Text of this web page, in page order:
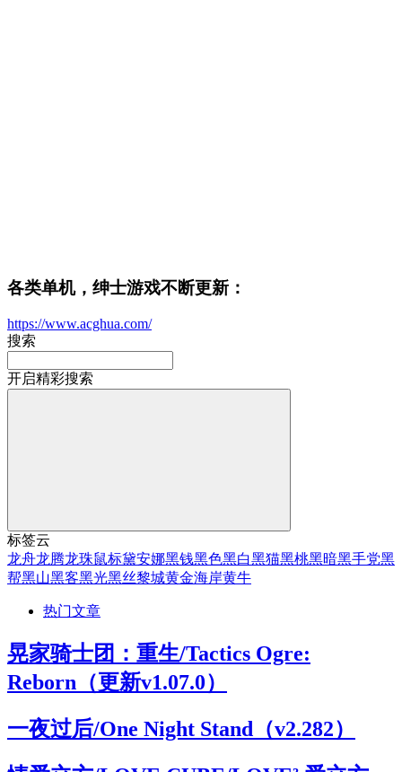
各类单机，绅士游戏不断更新：
https://www.acghua.com/
搜索
开启精彩搜索
标签云
龙舟龙腾龙珠鼠标黛安娜黑钱黑色黑白黑猫黑桃黑暗黑手党黑
帮黑山黑客黑光黑丝黎城黄金海岸黄牛
热门文章
晃家骑士团：重生/Tactics Ogre:
Reborn（更新v1.07.0）
一夜过后/One Night Stand（v2.282）